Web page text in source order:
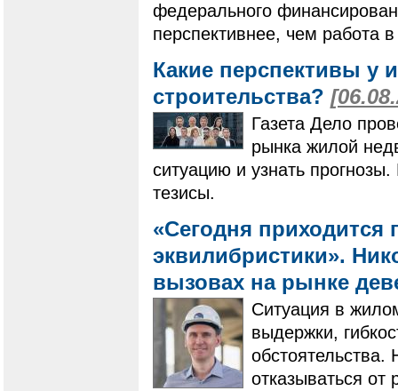
федерального
перспективнее, чем работа в
Какие перспективы у
строительства?
Газета Дело
рынка жилой
ситуацию и узнать
тезисы.
«Сегодня приходится
эквилибристики».
вызовах на рынке
Ситуация в
выдержки,
обстоятельства.
отказываться от